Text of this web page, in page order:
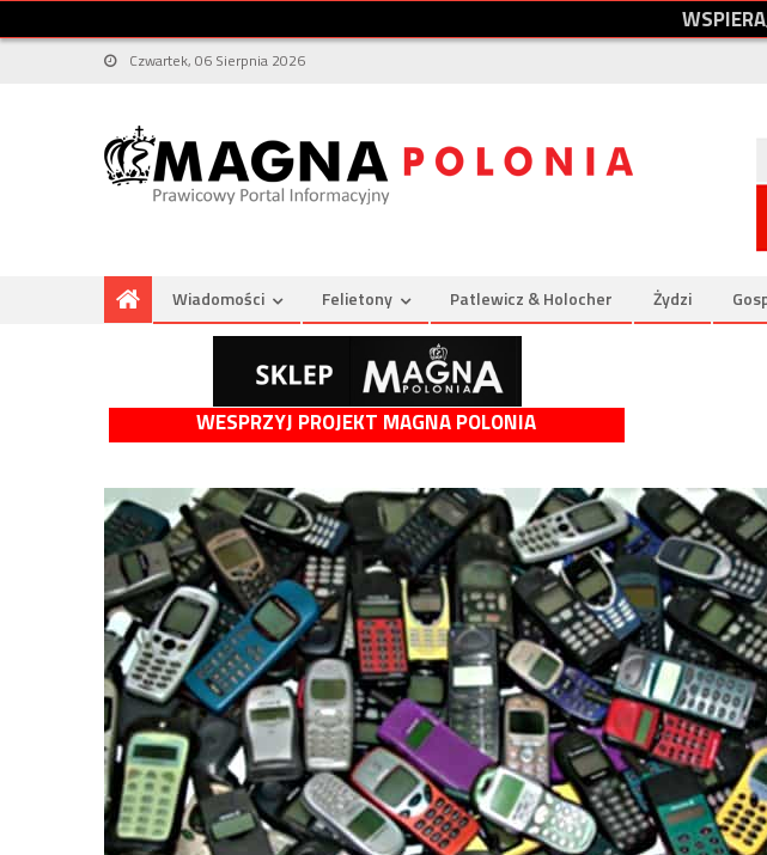
WSPIERA
Czwartek, 06 Sierpnia 2026
Wiadomości Felietony Patlewicz & Holocher Żydzi
WESPRZYJ PROJEKT MAGNA POLONIA